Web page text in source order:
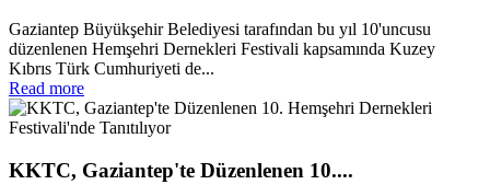
Gaziantep Büyükşehir Belediyesi tarafından bu yıl 10'uncusu
düzenlenen Hemşehri Dernekleri Festivali kapsamında Kuzey
Kıbrıs Türk Cumhuriyeti de...
Read more
KKTC, Gaziantep'te Düzenlenen 10....